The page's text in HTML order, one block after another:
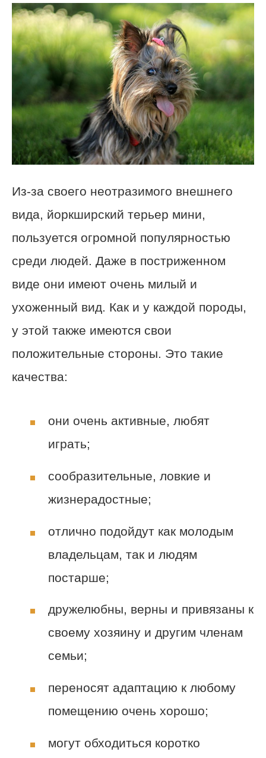
Из-за своего неотразимого внешнего
вида, йоркширский терьер мини,
пользуется огромной популярностью
среди людей. Даже в постриженном
виде они имеют очень милый и
ухоженный вид. Как и у каждой породы,
у этой также имеются свои
положительные стороны. Это такие
качества:
они очень активные, любят
играть;
сообразительные, ловкие и
жизнерадостные;
отлично подойдут как молодым
владельцам, так и людям
постарше;
дружелюбны, верны и привязаны к
своему хозяину и другим членам
семьи;
переносят адаптацию к любому
помещению очень хорошо;
могут обходиться коротко